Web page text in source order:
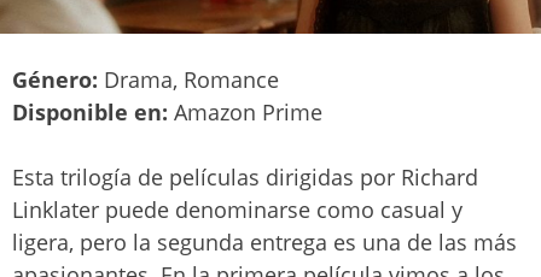
Género: Drama, Romance
Disponible en: Amazon Prime
Esta trilogía de películas dirigidas por Richard
Linklater puede denominarse como casual y
ligera, pero la segunda entrega es una de las más